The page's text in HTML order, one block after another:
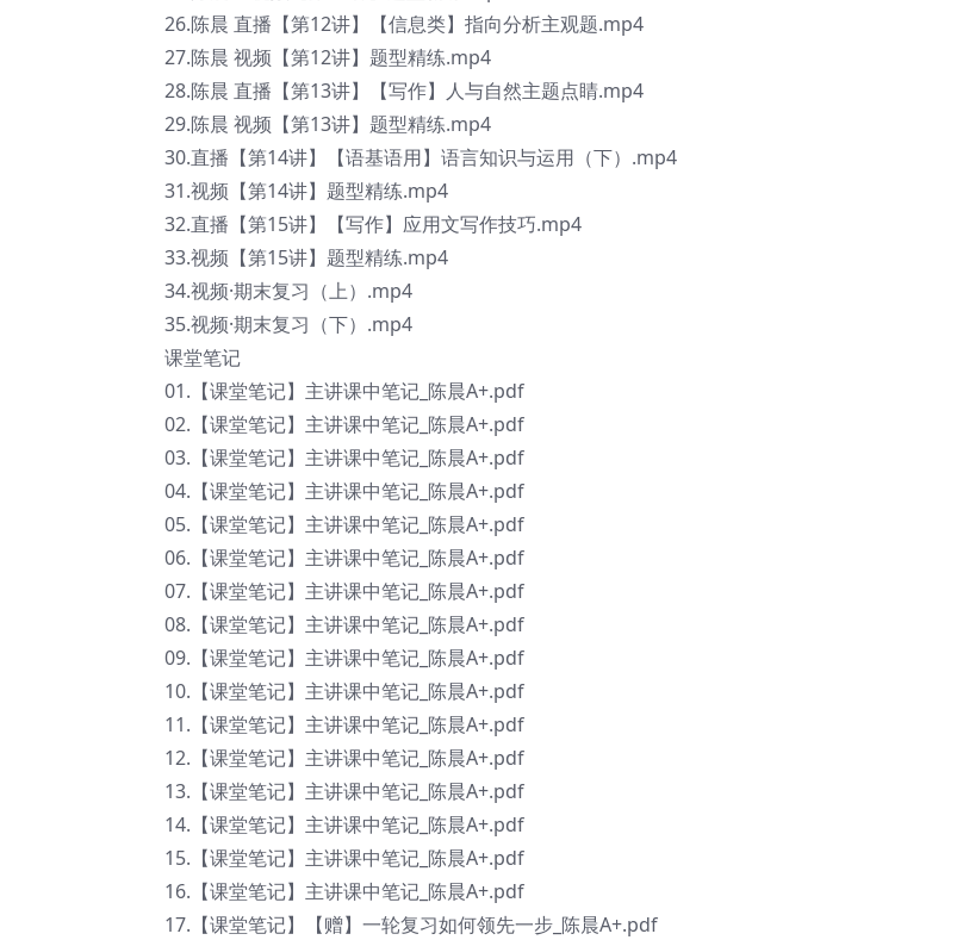
26.陈晨 直播【第12讲】【信息类】指向分析主观题.mp4
27.陈晨 视频【第12讲】题型精练.mp4
28.陈晨 直播【第13讲】【写作】人与自然主题点睛.mp4
29.陈晨 视频【第13讲】题型精练.mp4
30.直播【第14讲】【语基语用】语言知识与运用（下）.mp4
31.视频【第14讲】题型精练.mp4
32.直播【第15讲】【写作】应用文写作技巧.mp4
33.视频【第15讲】题型精练.mp4
34.视频·期末复习（上）.mp4
35.视频·期末复习（下）.mp4
课堂笔记
01.【课堂笔记】主讲课中笔记_陈晨A+.pdf
02.【课堂笔记】主讲课中笔记_陈晨A+.pdf
03.【课堂笔记】主讲课中笔记_陈晨A+.pdf
04.【课堂笔记】主讲课中笔记_陈晨A+.pdf
05.【课堂笔记】主讲课中笔记_陈晨A+.pdf
06.【课堂笔记】主讲课中笔记_陈晨A+.pdf
07.【课堂笔记】主讲课中笔记_陈晨A+.pdf
08.【课堂笔记】主讲课中笔记_陈晨A+.pdf
09.【课堂笔记】主讲课中笔记_陈晨A+.pdf
10.【课堂笔记】主讲课中笔记_陈晨A+.pdf
11.【课堂笔记】主讲课中笔记_陈晨A+.pdf
12.【课堂笔记】主讲课中笔记_陈晨A+.pdf
13.【课堂笔记】主讲课中笔记_陈晨A+.pdf
14.【课堂笔记】主讲课中笔记_陈晨A+.pdf
15.【课堂笔记】主讲课中笔记_陈晨A+.pdf
16.【课堂笔记】主讲课中笔记_陈晨A+.pdf
17.【课堂笔记】【赠】一轮复习如何领先一步_陈晨A+.pdf